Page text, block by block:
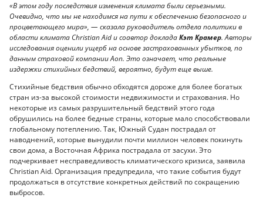
«В этом году последствия изменения климата были серьезными.
Очевидно, что мы не находимся на пути к обеспечению безопасного и
процветающего мира», — сказала руководитель отдела политики в
области климата Christian Aid и соавтор докладаКэт Крамер. Авторы
исследования оценили ущерб на основе застрахованных убытков, по
данным страховой компании Aon. Это означает, что реальные
издержки стихийных бедствий, вероятно, будут еще выше.
Стихийные бедствия обычно обходятся дороже для более богатых
стран из-за высокой стоимости недвижимости и страхования. Но
некоторые из самых разрушительный бедствий этого года
обрушились на более бедные страны, которые мало способствовали
глобальному потеплению. Так, Южный Судан пострадал от
наводнений, которые вынудили почти миллион человек покинуть
свои дома, а Восточная Африка пострадала от засухи. Это
подчеркивает несправедливость климатического кризиса, заявила
Christian Aid. Организация предупредила, что такие события будут
продолжаться в отсутствие конкретных действий по сокращению
выбросов.